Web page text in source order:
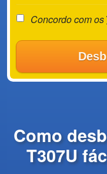
Concordo com os
Como
T307U